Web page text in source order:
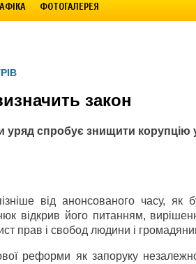
ФОТОГАЛЕРЕЯ
закон
спробує знищити корупцію у
від анонсованого часу, як
відкрив його питанням,
прав і свобод людини і
реформи як запоруку